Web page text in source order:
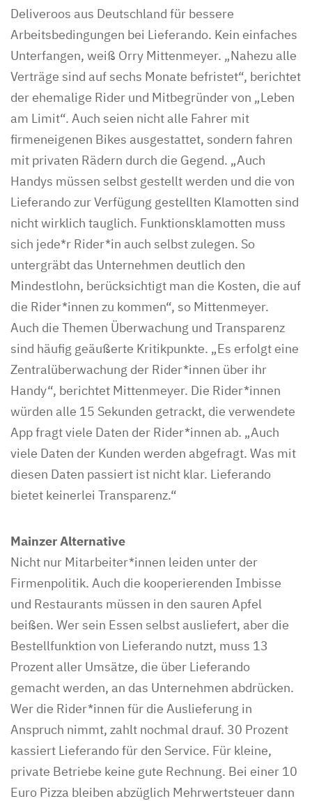
Deliveroos aus Deutschland für bessere
Arbeitsbedingungen bei Lieferando. Kein einfaches
Unterfangen, weiß Orry Mittenmeyer. „Nahezu alle
Verträge sind auf sechs Monate befristet“, berichtet
der ehemalige Rider und Mitbegründer von „Leben
am Limit“. Auch seien nicht alle Fahrer mit
firmeneigenen Bikes ausgestattet, sondern fahren
mit privaten Rädern durch die Gegend. „Auch
Handys müssen selbst gestellt werden und die von
Lieferando zur Verfügung gestellten Klamotten sind
nicht wirklich tauglich. Funktionsklamotten muss
sich jede*r Rider*in auch selbst zulegen. So
untergräbt das Unternehmen deutlich den
Mindestlohn, berücksichtigt man die Kosten, die auf
die Rider*innen zu kommen“, so Mittenmeyer.
Auch die Themen Überwachung und Transparenz
sind häufig geäußerte Kritikpunkte. „Es erfolgt eine
Zentralüberwachung der Rider*innen über ihr
Handy“, berichtet Mittenmeyer. Die Rider*innen
würden alle 15 Sekunden getrackt, die verwendete
App fragt viele Daten der Rider*innen ab. „Auch
viele Daten der Kunden werden abgefragt. Was mit
diesen Daten passiert ist nicht klar. Lieferando
bietet keinerlei Transparenz.“
Mainzer Alternative
Nicht nur Mitarbeiter*innen leiden unter der
Firmenpolitik. Auch die kooperierenden Imbisse
und Restaurants müssen in den sauren Apfel
beißen. Wer sein Essen selbst ausliefert, aber die
Bestellfunktion von Lieferando nutzt, muss 13
Prozent aller Umsätze, die über Lieferando
gemacht werden, an das Unternehmen abdrücken.
Wer die Rider*innen für die Auslieferung in
Anspruch nimmt, zahlt nochmal drauf. 30 Prozent
kassiert Lieferando für den Service. Für kleine,
private Betriebe keine gute Rechnung. Bei einer 10
Euro Pizza bleiben abzüglich Mehrwertsteuer dann